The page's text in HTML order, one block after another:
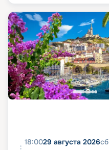
18:0029 августа 2026сб